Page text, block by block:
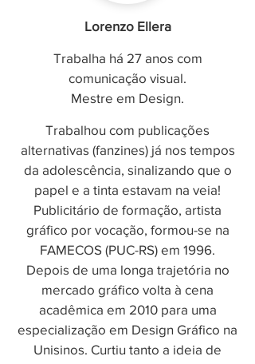
Lorenzo Ellera
Trabalha há 27 anos com
comunicação visual.
Mestre em Design.
Trabalhou com publicações
alternativas (fanzines) já nos tempos
da adolescência, sinalizando que o
papel e a tinta estavam na veia!
Publicitário de formação, artista
gráfico por vocação, formou-se na
FAMECOS (PUC-RS) em 1996.
Depois de uma longa trajetória no
mercado gráfico volta à cena
acadêmica em 2010 para uma
especialização em Design Gráfico na
Unisinos. Curtiu tanto a ideia de